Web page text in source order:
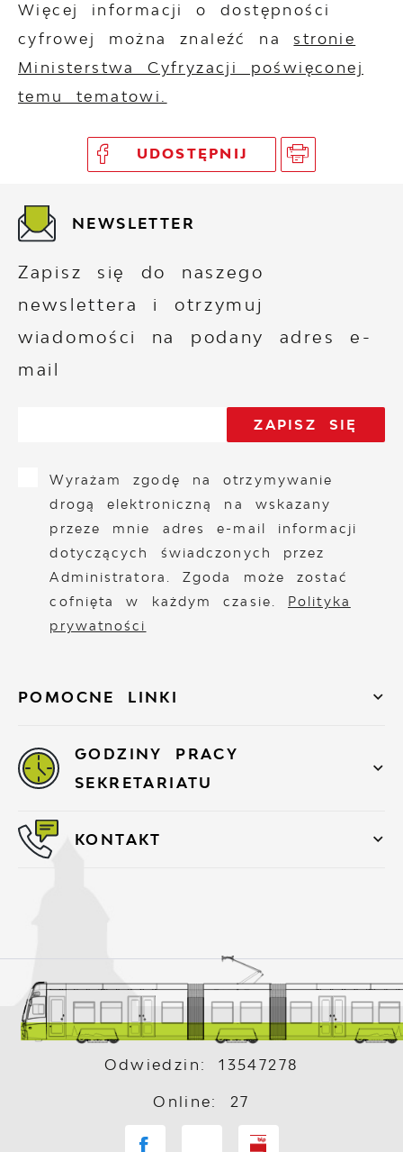
Więcej informacji o dostępności
cyfrowej można znaleźć nastronie
Ministerstwa Cyfryzacji poświęconej
temu tematowi.
UDOSTĘPNIJ
POMOCNE LINKI
NEWSLETTER
Zapisz się do naszego
newslettera i otrzymuj
wiadomości na podany adres e-
mail
Wyrażam zgodę na otrzymywanie
drogą elektroniczną na wskazany
przeze mnie adres e-mail informacji
dotyczących świadczonych przez
Administratora. Zgoda może zostać
cofnięta w każdym czasie. Polityka
prywatności
GODZINY PRACY
SEKRETARIATU
KONTAKT
Odwiedzin: 13547278
Online: 27